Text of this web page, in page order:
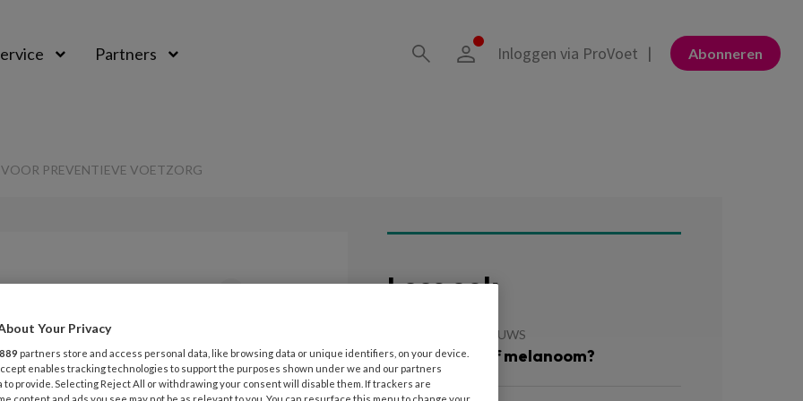
Partners Abonneren
Inloggen via ProVoet
PREVENTIEVE VOETZORG
Opslaan Reacties Delen
voor
Lees ook
NIEUWS
Moedervlek of melanoom?
Your Privacy
889 partners store and access personal data, like browsing data or unique identifiers, on your device.
enables tracking technologies to support the purposes shown under we and our partners
to provide. Selecting Reject All or withdrawing your consent will disable them. If trackers are